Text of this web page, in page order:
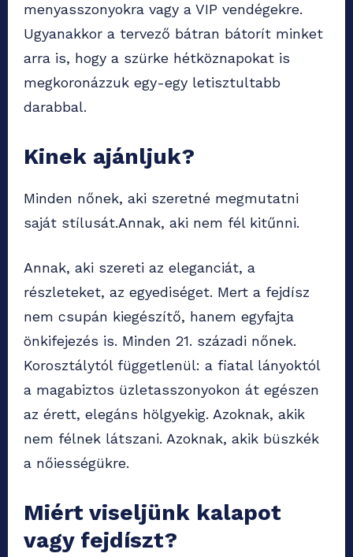
menyasszonyokra vagy a VIP vendégekre.
Ugyanakkor a tervező bátran bátorít minket
arra is, hogy a szürke hétköznapokat is
megkoronázzuk egy-egy letisztultabb
darabbal.
Kinek ajánljuk?
Minden nőnek, aki szeretné megmutatni
saját stílusát.Annak, aki nem fél kitűnni.
Annak, aki szereti az eleganciát, a
részleteket, az egyediséget. Mert a fejdísz
nem csupán kiegészítő, hanem egyfajta
önkifejezés is. Minden 21. századi nőnek.
Korosztálytól függetlenül: a fiatal lányoktól
a magabiztos üzletasszonyokon át egészen
az érett, elegáns hölgyekig. Azoknak, akik
nem félnek látszani. Azoknak, akik büszkék
a nőiességükre.
Miért viseljünk kalapot
vagy fejdíszt?